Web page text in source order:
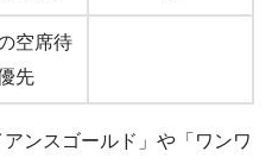
空席待
先
ンスゴールド」や「ワンワ